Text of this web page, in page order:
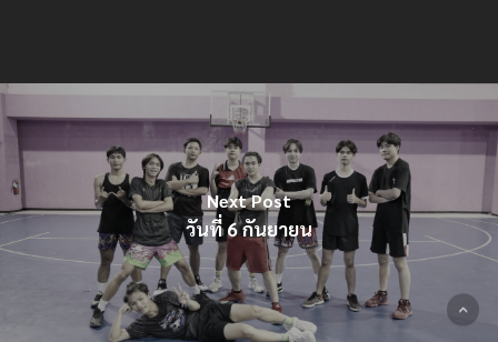
Next Post
วันที่ 6 กันยายน